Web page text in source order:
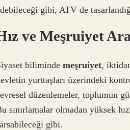
gibi, ATV de
ve Meşruiyet
biliminde meşruiyet,
yurttaşları üzerindeki
düzenlemeler, toplumun
sınırlamalar olmadan yüksek
gibi.